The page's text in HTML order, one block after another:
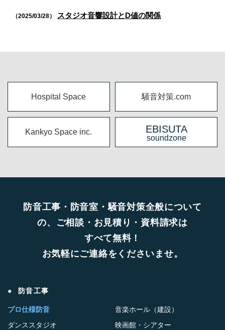
（2025/03/28） スタジオ音響設計とD値の関係
Hospital Space 騒音対策.com
Kankyo Space inc. EBISUTA
soundzone
防音工事・防音室・騒音対策全般について
の、ご相談・お見積り・資料請求は
すべて無料！
お気軽にご連絡をくださいませ。
防音工事
プロ仕様防音
ダンススタジオ
音楽ホール（建設）
映画館・シアター